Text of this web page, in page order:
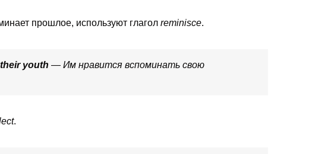
прошлое, используют глагол reminisce.
youth — Им нравится вспоминать свою
.